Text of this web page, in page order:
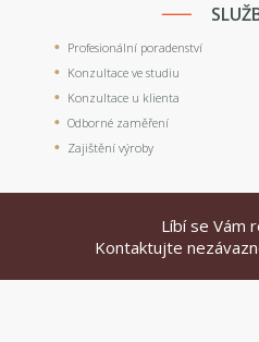
Profesionální poradenství
Konzultace ve studiu
Konzultace u klienta
Odborné zaměření
Zajištění výroby
Líbí se Vám
Kontaktujte